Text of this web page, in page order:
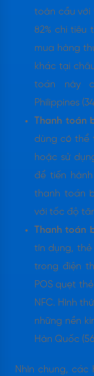
toàn cầu với
82% chi tiêu
mua hàng
khác tại
toán này
Philippines
Thanh toán
dùng có thể
hoặc sử
để tiến
thanh toán
với tốc độ
Thanh toán
tín dụng,
trong điện
POS quẹt
NFC. Hình
những nền
Hàn Quốc
Nhìn chung, các